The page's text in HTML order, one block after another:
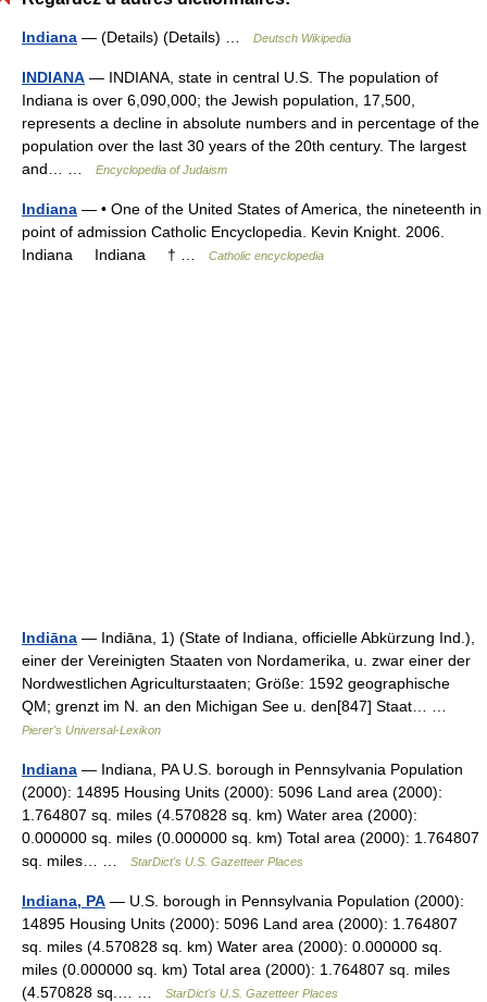
Indiana — (Details) (Details) … Deutsch Wikipedia
INDIANA — INDIANA, state in central U.S. The population of
Indiana is over 6,090,000; the Jewish population, 17,500,
represents a decline in absolute numbers and in percentage of the
population over the last 30 years of the 20th century. The largest
and… …
Encyclopedia of Judaism
Indiana — • One of the United States of America, the nineteenth in
point of admission Catholic Encyclopedia. Kevin Knight. 2006.
Indiana Indiana † …
Catholic encyclopedia
Indiāna — Indiāna, 1) (State of Indiana, officielle Abkürzung Ind.),
einer der Vereinigten Staaten von Nordamerika, u. zwar einer der
Nordwestlichen Agriculturstaaten; Größe: 1592 geographische
QM; grenzt im N. an den Michigan See u. den[847] Staat… …
Pierer's Universal-Lexikon
Indiana — Indiana, PA U.S. borough in Pennsylvania Population
(2000): 14895 Housing Units (2000): 5096 Land area (2000):
1.764807 sq. miles (4.570828 sq. km) Water area (2000):
0.000000 sq. miles (0.000000 sq. km) Total area (2000): 1.764807
sq. miles… …
StarDict's U.S. Gazetteer Places
Indiana, PA — U.S. borough in Pennsylvania Population (2000):
14895 Housing Units (2000): 5096 Land area (2000): 1.764807
sq. miles (4.570828 sq. km) Water area (2000): 0.000000 sq.
miles (0.000000 sq. km) Total area (2000): 1.764807 sq. miles
(4.570828 sq.… …
StarDict's U.S. Gazetteer Places